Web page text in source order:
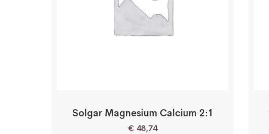
Solgar Magnesium Calcium 2:1
€ 48,74